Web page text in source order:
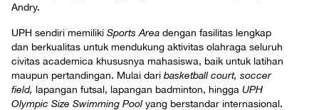
Andry.
UPH sendiri memiliki Sports Area dengan fasilitas lengkap
dan berkualitas untuk mendukung aktivitas olahraga seluruh
civitas academica khususnya mahasiswa, baik untuk latihan
maupun pertandingan. Mulai dari basketball court, soccer
field, lapangan futsal, lapangan badminton, hingga UPH
Olympic Size Swimming Poolyang berstandar internasional.